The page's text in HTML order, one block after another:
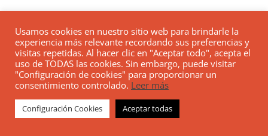
Usamos cookies en nuestro sitio web para brindarle la
experiencia más relevante recordando sus preferencias y
visitas repetidas. Al hacer clic en "Aceptar todo", acepta el
uso de TODAS las cookies. Sin embargo, puede visitar
"Configuración de cookies" para proporcionar un
consentimiento controlado. Leer más
Configuración Cookies Aceptar todas